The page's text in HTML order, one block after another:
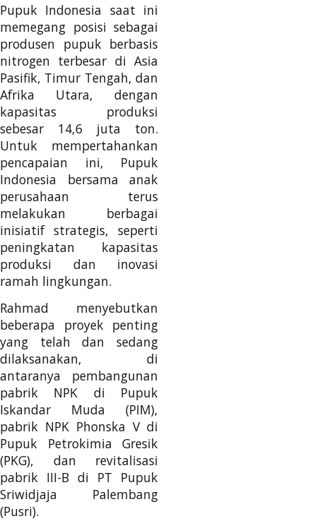
Pupuk Indonesia saat ini
memegang posisi sebagai
produsen pupuk berbasis
nitrogen terbesar di Asia
Pasifik, Timur Tengah, dan
Afrika Utara, dengan
kapasitas produksi
sebesar 14,6 juta ton.
Untuk mempertahankan
pencapaian ini, Pupuk
Indonesia bersama anak
perusahaan terus
melakukan berbagai
inisiatif strategis, seperti
peningkatan kapasitas
produksi dan inovasi
ramah lingkungan.
Rahmad menyebutkan
beberapa proyek penting
yang telah dan sedang
dilaksanakan, di
antaranya pembangunan
pabrik NPK di Pupuk
Iskandar Muda (PIM),
pabrik NPK Phonska V di
Pupuk Petrokimia Gresik
(PKG), dan revitalisasi
pabrik III-B di PT Pupuk
Sriwidjaja Palembang
(Pusri).